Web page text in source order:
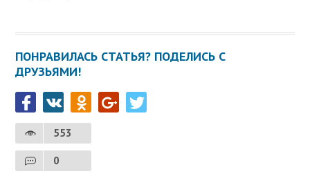
ПОНРАВИЛАСЬ СТАТЬЯ? ПОДЕЛИСЬ С
ДРУЗЬЯМИ!
553
0